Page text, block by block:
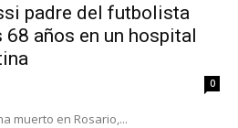
padre del futbolista
años en un hospital
0
muerto en Rosario,...